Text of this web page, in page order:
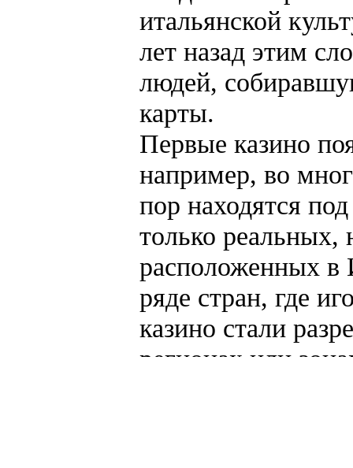
итальянской
лет назад этим
людей,
карты.
Первые казино
например, во
пор находятся
только реальных,
расположенных в
ряде стран, где
казино стали
регионах или